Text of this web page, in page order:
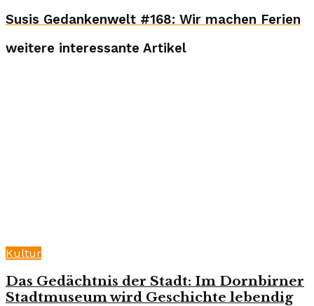
Susis Gedankenwelt #168: Wir machen Ferien
weitere interessante Artikel
Kultur
Das Gedächtnis der Stadt: Im Dornbirner
Stadtmuseum wird Geschichte lebendig